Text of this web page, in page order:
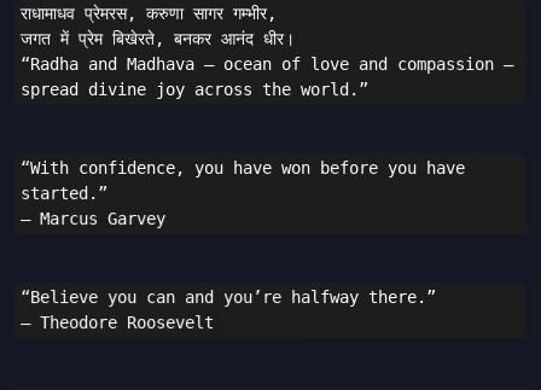
राधामाधव प्रेमरस, करुणा सागर गम्भीर,
जगत में प्रेम बिखेरते, बनकर आनंद धीर।
“Radha and Madhava — ocean of love and compassion —
spread divine joy across the world.”
“With confidence, you have won before you have
started.”
— Marcus Garvey
“Believe you can and you’re halfway there.”
— Theodore Roosevelt